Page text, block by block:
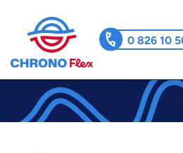
0 826 10